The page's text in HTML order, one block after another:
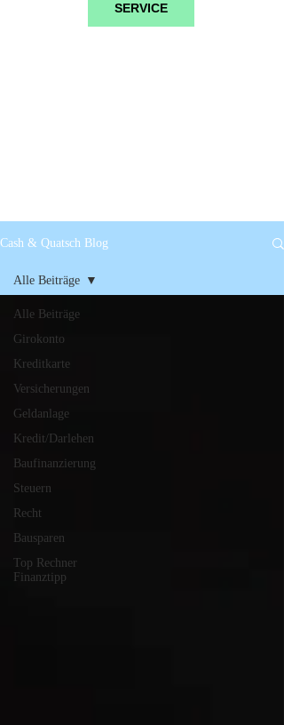
SERVICE
Cash & Quatsch Blog
Alle Beiträge
Girokonto
Kreditkarte
Versicherungen
Geldanlage
Kredit/Darlehen
Baufinanzierung
Steuern
Recht
Bausparen
Top Rechner
Finanztipp
Alle Beiträge